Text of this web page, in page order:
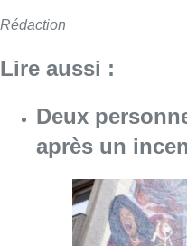
Rédaction
Lire aussi :
Deux
après un